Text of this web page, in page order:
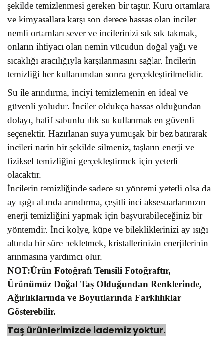
şekilde temizlenmesi gereken bir taştır. Kuru ortamlara
ve kimyasallara karşı son derece hassas olan inciler
nemli ortamları sever ve incilerinizi sık sık takmak,
onların ihtiyacı olan nemin vücudun doğal yağı ve
sıcaklığı aracılığıyla karşılanmasını sağlar. İncilerin
temizliği her kullanımdan sonra gerçekleştirilmelidir.
Su ile arındırma, inciyi temizlemenin en ideal ve
güvenli yoludur. İnciler oldukça hassas olduğundan
dolayı, hafif sabunlu ılık su kullanmak en güvenli
seçenektir. Hazırlanan suya yumuşak bir bez batırarak
incileri narin bir şekilde silmeniz, taşların enerji ve
fiziksel temizliğini gerçekleştirmek için yeterli
olacaktır.
İncilerin temizliğinde sadece su yöntemi yeterli olsa da
ay ışığı altında arındırma, çeşitli inci aksesuarlarınızın
enerji temizliğini yapmak için başvurabileceğiniz bir
yöntemdir. İnci kolye, küpe ve bilekliklerinizi ay ışığı
altında bir süre bekletmek, kristallerinizin enerjilerinin
arınmasına yardımcı olur.
NOT:Ürün Fotoğrafı Temsili Fotoğraftır,
Ürünümüz Doğal Taş Olduğundan Renklerinde,
Ağırlıklarında ve Boyutlarında Farklılıklar
Gösterebilir.
Taş ürünlerimizde iademiz yoktur.